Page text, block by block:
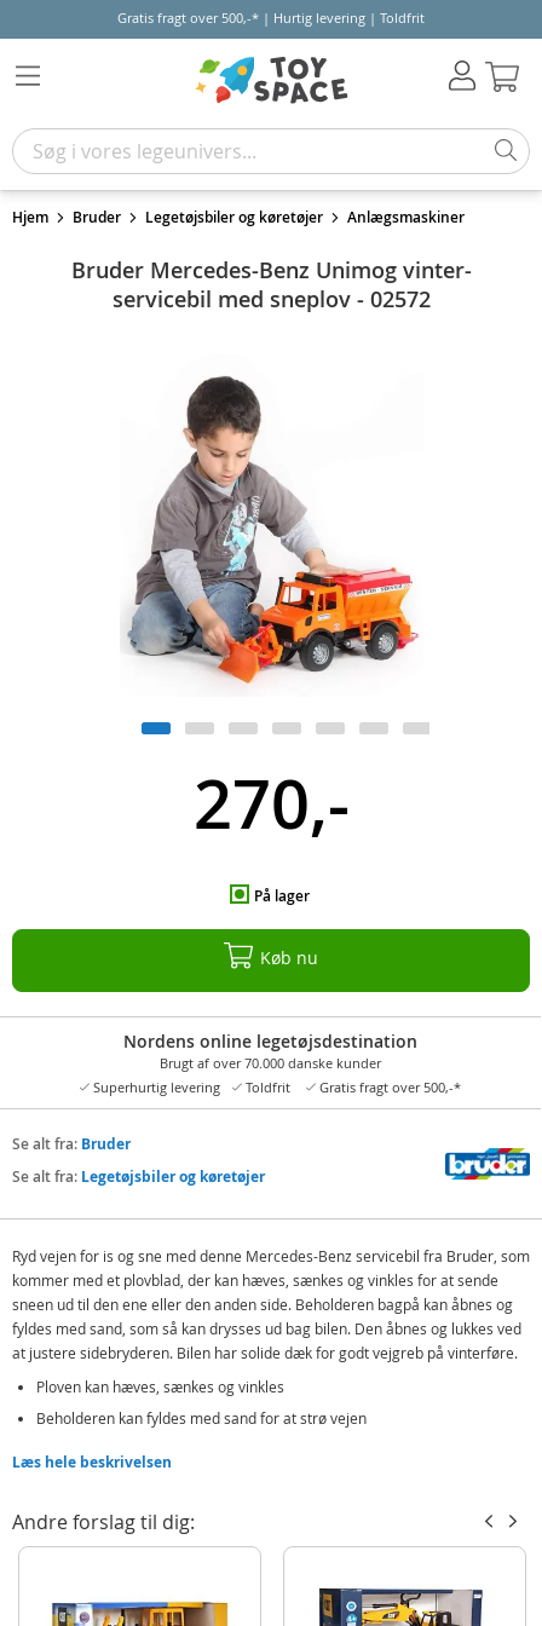
Gratis fragt over 500,-* | Hurtig levering | Toldfrit
Hjem Bruder Legetøjsbiler og køretøjer Anlægsmaskiner
Bruder Mercedes-Benz Unimog vinter-
servicebil med sneplov - 02572
270,-
På lager
Køb nu
Nordens online legetøjsdestination
Brugt af over 70.000 danske kunder
Superhurtig levering
Toldfrit Gratis fragt over 500,-*
Se alt fra: Bruder
Se alt fra: Legetøjsbiler og køretøjer
Ryd vejen for is og sne med denne Mercedes-Benz servicebil fra Bruder, som
kommer med et plovblad, der kan hæves, sænkes og vinkles for at sende
sneen ud til den ene eller den anden side. Beholderen bagpå kan åbnes og
fyldes med sand, som så kan drysses ud bag bilen. Den åbnes og lukkes ved
at justere sidebryderen. Bilen har solide dæk for godt vejgreb på vinterføre.
Ploven kan hæves, sænkes og vinkles
Beholderen kan fyldes med sand for at strø vejen
Bruder Mercedes-Benz servicebil
Detaljer:
Læs hele beskrivelsen
Andre forslag til dig: